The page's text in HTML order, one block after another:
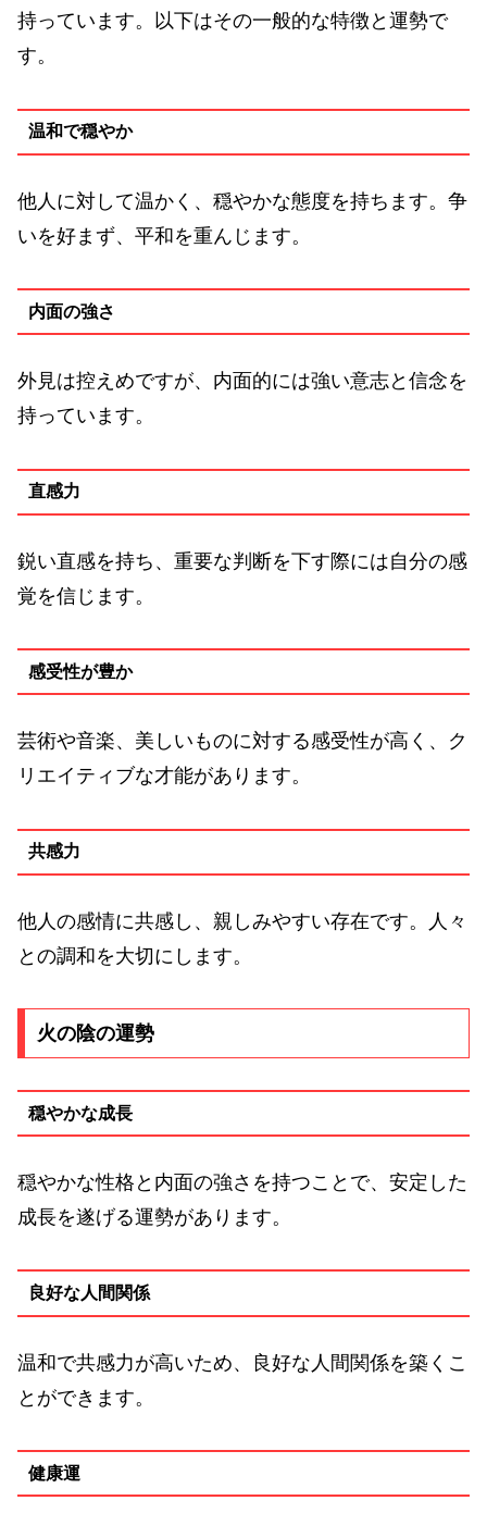
持っています。以下はその一般的な特徴と運勢で
す。
温和で穏やか
他人に対して温かく、穏やかな態度を持ちます。争
いを好まず、平和を重んじます。
内面の強さ
外見は控えめですが、内面的には強い意志と信念を
持っています。
直感力
鋭い直感を持ち、重要な判断を下す際には自分の感
覚を信じます。
感受性が豊か
芸術や音楽、美しいものに対する感受性が高く、ク
リエイティブな才能があります。
共感力
他人の感情に共感し、親しみやすい存在です。人々
との調和を大切にします。
火の陰の運勢
穏やかな成長
穏やかな性格と内面の強さを持つことで、安定した
成長を遂げる運勢があります。
良好な人間関係
温和で共感力が高いため、良好な人間関係を築くこ
とができます。
健康運